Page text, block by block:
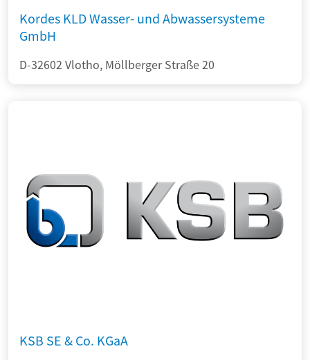
Kordes KLD Wasser- und Abwassersysteme
GmbH
D-32602 Vlotho, Möllberger Straße 20
KSB SE & Co. KGaA